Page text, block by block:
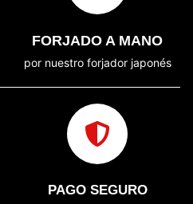
FORJADO A MANO
por nuestro forjador japonés
PAGO SEGURO